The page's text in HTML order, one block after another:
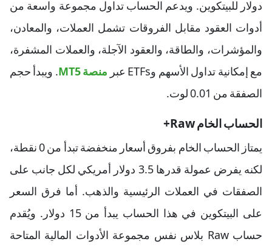
دولار للبيتكوين. ويدعم الحساب تداول مجموعة واسعة من
أدوات العقود مقابل الفروقات تشمل العملات، والمعادن،
والمؤشرات، والطاقة، والعقود الآجلة، والعملات المشفرة،
مع إمكانية تداول الأسهم وETFs عبر
منصة MT5
. ويبدأ حجم
الصفقة من 0.01 لوت.
الحساب الخام Raw+
يمتاز الحساب الخام بفروق أسعار منخفضة تبدأ من 0 نقطة،
لكنه يفرض عمولة قدرها 3.5 دولار أمريكي لكل جانب على
الصفقات في العملات الرئيسية والذهب. أما فرق السعر
على البيتكوين في هذا الحساب يبدأ من 15 دولار. ويُقدم
حساب Raw بلاس نفس مجموعة الأدوات المالية المتاحة